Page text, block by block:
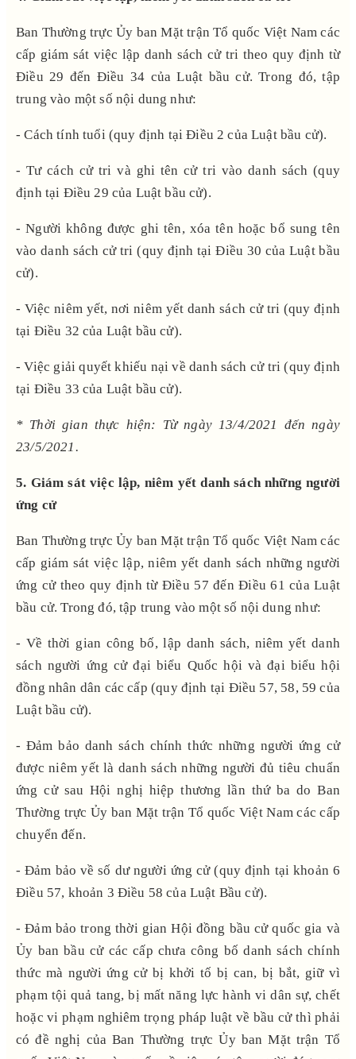
Ban Thường trực Ủy ban Mặt trận Tổ quốc Việt Nam các
cấp giám sát việc lập danh sách cử tri theo quy định từ
Điều 29 đến Điều 34 của Luật bầu cử. Trong đó, tập
trung vào một số nội dung như:
- Cách tính tuổi (quy định tại Điều 2 của Luật bầu cử).
- Tư cách cử tri và ghi tên cử tri vào danh sách (quy
định tại Điều 29 của Luật bầu cử).
- Người không được ghi tên, xóa tên hoặc bổ sung tên
vào danh sách cử tri (quy định tại Điều 30 của Luật bầu
cử).
- Việc niêm yết, nơi niêm yết danh sách cử tri (quy định
tại Điều 32 của Luật bầu cử).
- Việc giải quyết khiếu nại về danh sách cử tri (quy định
tại Điều 33 của Luật bầu cử).
* Thời gian thực hiện: Từ ngày 13/4/2021 đến ngày
23/5/2021.
5. Giám sát việc lập, niêm yết danh sách những người
ứng cử
Ban Thường trực Ủy ban Mặt trận Tổ quốc Việt Nam các
cấp giám sát việc lập, niêm yết danh sách những người
ứng cử theo quy định từ Điều 57 đến Điều 61 của Luật
bầu cử. Trong đó, tập trung vào một số nội dung như:
- Về thời gian công bố, lập danh sách, niêm yết danh
sách người ứng cử đại biểu Quốc hội và đại biểu hội
đồng nhân dân các cấp(quy định tại Điều 57, 58, 59 của
Luật bầu cử).
- Đảm bảo danh sách chính thức những người ứng cử
được niêm yết là danh sách những người đủ tiêu chuẩn
ứng cử sau Hội nghị hiệp thương lần thứ ba do Ban
Thường trực Ủy ban Mặt trận Tổ quốc Việt Nam các cấp
chuyển đến.
- Đảm bảo về số dư người ứng cử (quy định tại khoản 6
Điều 57, khoản 3 Điều 58 của Luật Bầu cử).
- Đảm bảo trong thời gian Hội đồng bầu cử quốc gia và
Ủy ban bầu cử các cấp chưa công bố danh sách chính
thức mà người ứng cử bị khởi tố bị can, bị bắt, giữ vì
phạm tội quả tang, bị mất năng lực hành vi dân sự, chết
hoặc vi phạm nghiêm trọng pháp luật về bầu cửthì phải
có đề nghị của Ban Thường trực Ủy ban Mặt trận Tổ